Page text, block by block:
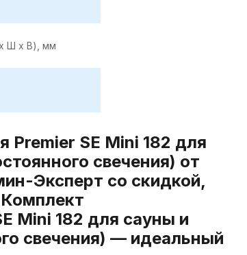
Ш х В), мм
Premier SE Mini 182 для
свечения) от
Эксперт со скидкой,
Mini 182 для сауны и
свечения) — идеальный